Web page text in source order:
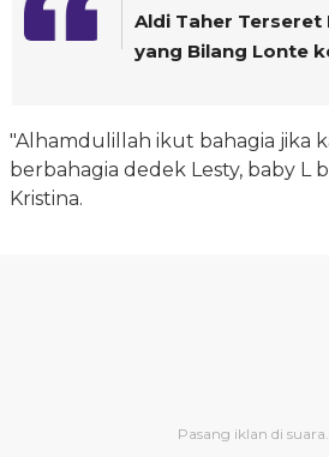
Aldi Taher Terseret
yang Bilang Lonte
"Alhamdulillah ikut bahagia jika
berbahagia dedek Lesty, baby L
Kristina.